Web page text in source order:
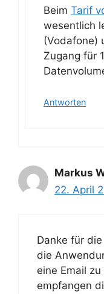
Beim Tarif
wesentlich
(Vodafone)
Zugang für
Antworten
Markus
22. April
Danke für
die
eine Email
empfangen